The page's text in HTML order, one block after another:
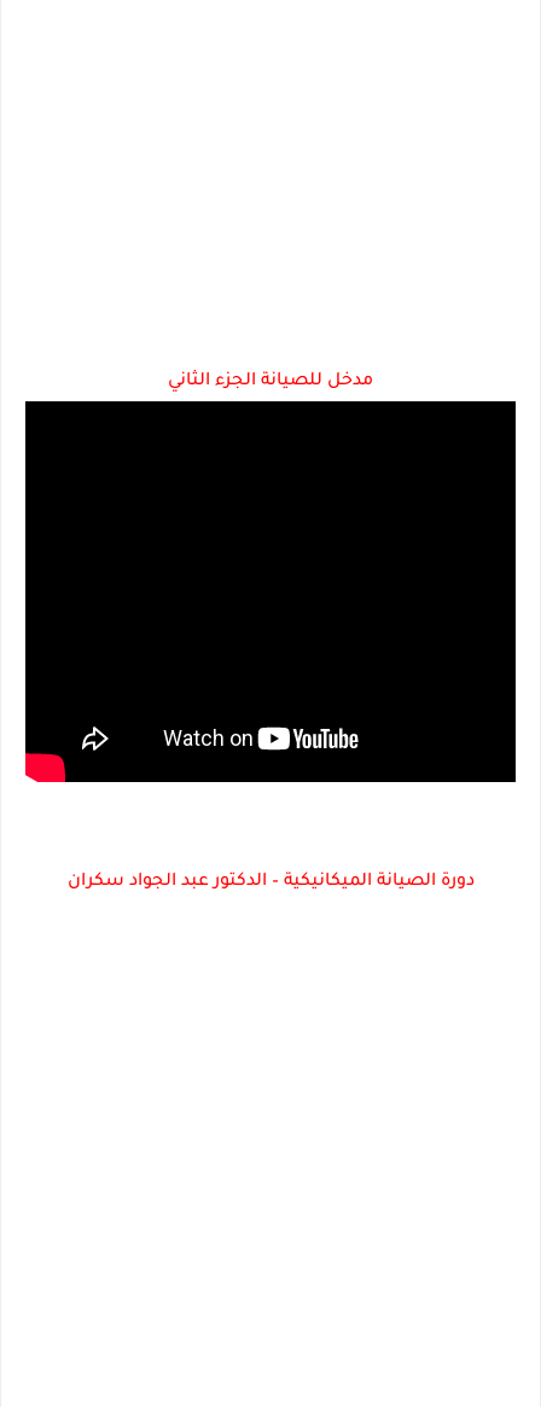
مدخل للصيانة الجزء الثاني
دورة الصيانة الميكانيكية – الدكتور عبد الجواد سكران